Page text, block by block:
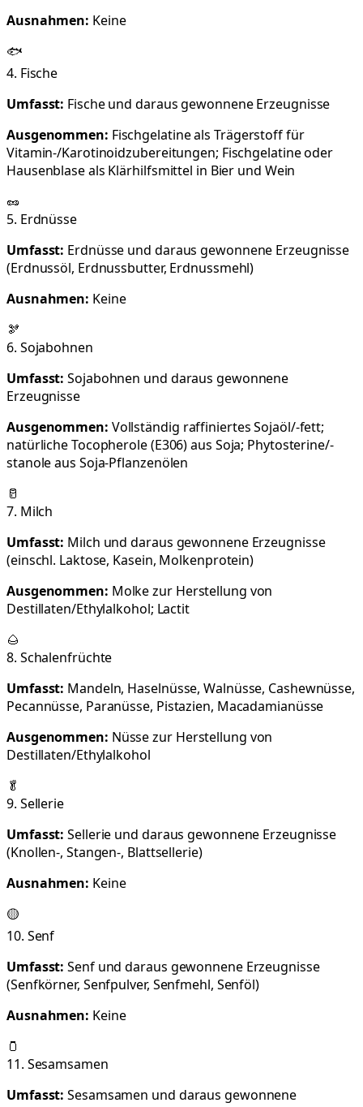
Ausnahmen: Keine
🐟
4. Fische
Umfasst: Fische und daraus gewonnene Erzeugnisse
Ausgenommen: Fischgelatine als Trägerstoff für
Vitamin-/Karotinoidzubereitungen; Fischgelatine oder
Hausenblase als Klärhilfsmittel in Bier und Wein
🥜
5. Erdnüsse
Umfasst: Erdnüsse und daraus gewonnene Erzeugnisse
(Erdnussöl, Erdnussbutter, Erdnussmehl)
Ausnahmen: Keine
🫘
6. Sojabohnen
Umfasst: Sojabohnen und daraus gewonnene
Erzeugnisse
Ausgenommen: Vollständig raffiniertes Sojaöl/-fett;
natürliche Tocopherole (E306) aus Soja; Phytosterine/-
stanole aus Soja-Pflanzenölen
🥛
7. Milch
Umfasst: Milch und daraus gewonnene Erzeugnisse
(einschl. Laktose, Kasein, Molkenprotein)
Ausgenommen: Molke zur Herstellung von
Destillaten/Ethylalkohol; Lactit
🌰
8. Schalenfrüchte
Umfasst: Mandeln, Haselnüsse, Walnüsse, Cashewnüsse,
Pecannüsse, Paranüsse, Pistazien, Macadamianüsse
Ausgenommen: Nüsse zur Herstellung von
Destillaten/Ethylalkohol
🥬
9. Sellerie
Umfasst: Sellerie und daraus gewonnene Erzeugnisse
(Knollen-, Stangen-, Blattsellerie)
Ausnahmen: Keine
🟡
10. Senf
Umfasst: Senf und daraus gewonnene Erzeugnisse
(Senfkörner, Senfpulver, Senfmehl, Senföl)
Ausnahmen: Keine
🫙
11. Sesamsamen
Umfasst: Sesamsamen und daraus gewonnene